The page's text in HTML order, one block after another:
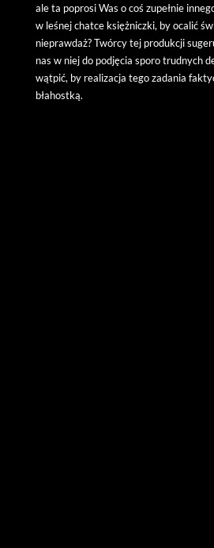
ale ta poprosi Was o coś zupełnie
w leśnej chatce księżniczki, by ocalić
nieprawdaż? Twórcy tej produkcji
nas w niej do podjęcia sporo trudnych
wątpić, by realizacja tego zadania
błahostką.